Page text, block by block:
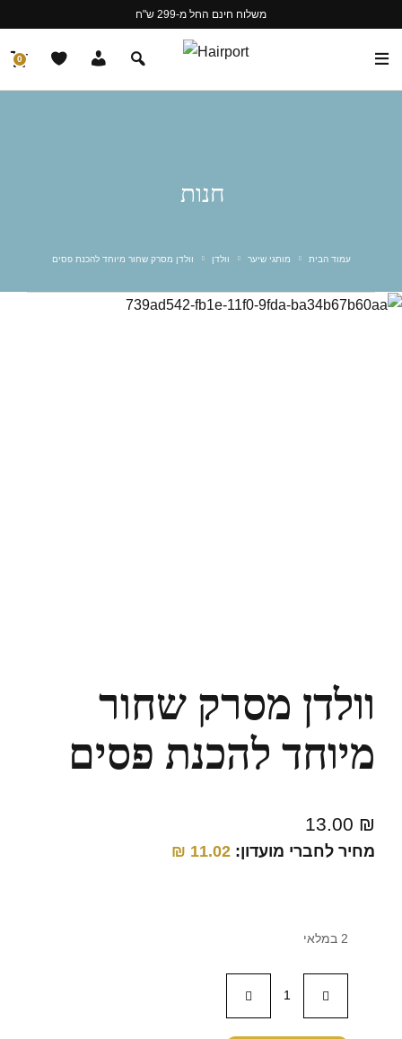
משלוח חינם החל מ-299 ש"ח
0
חנות
עמוד הבית מותגי שיער וולדן וולדן מסרק שחור מיוחד להכנת פסים
וולדן מסרק שחור
מיוחד להכנת פסים
13.00 ₪
מחיר לחברי מועדון: 11.02
₪
2 במלאי